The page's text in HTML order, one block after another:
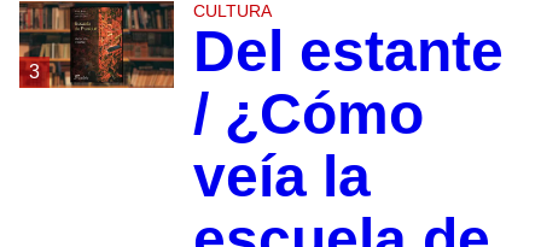
3
CULTURA
Del estante
/ ¿Cómo
veía la